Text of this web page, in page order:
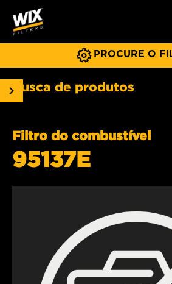
PROCURE O
Busca de produtos
Filtro do combustível
95137E